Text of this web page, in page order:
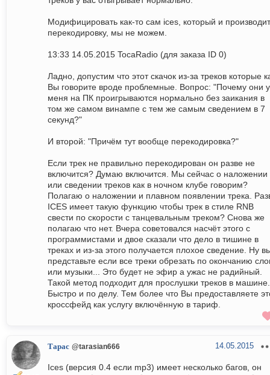
Модифицировать как-то сам ices, который и производит
перекодировку, мы не можем.
13:33 14.05.2015 TocaRadio (для заказа ID 0)
Ладно, допустим что этот скачок из-за треков которые
Вы говорите вроде проблемные. Вопрос: "Почему они у
меня на ПК проигрываются нормально без заикания в
том же самом винампе с тем же самым сведением в 7
секунд?"
И второй: "Причём тут вообще перекодировка?"
Если трек не правильно перекодирован он разве не
включится? Думаю включится. Мы сейчас о наложении
или сведении треков как в ночном клубе говорим?
Полагаю о наложении и плавном появлении трека.
ICES имеет такую функцию чтобы трек в стиле RNB
свести по скорости с танцевальным треком? Снова же
полагаю что нет. Вчера советовался насчёт этого с
программистами и двое сказали что дело в тишине в
треках и из-за этого получается плохое сведение. Ну
представьте если все треки обрезать по окончанию
или музыки... Это будет не эфир а ужас не радийный.
Такой метод подходит для прослушки треков в машине.
Быстро и по делу. Тем более что Вы предоставляете
кроссфейд как услугу включённую в тариф.
Тарас @tarasian666 14.05.2015
Ices (версия 0.4 если mp3) имеет несколько багов, он